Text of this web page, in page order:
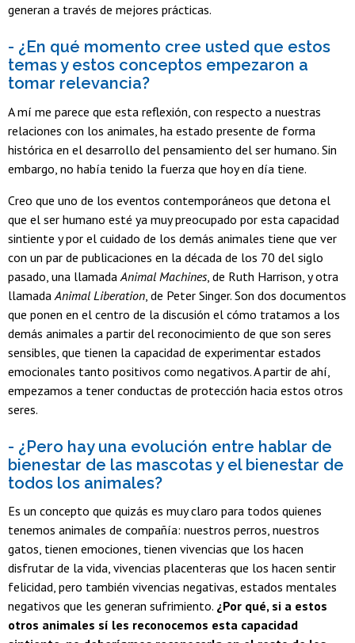
generan a través de mejores prácticas.
- ¿En qué momento cree usted que estos
temas y estos conceptos empezaron a
tomar relevancia?
A mí me parece que esta reflexión, con respecto a nuestras
relaciones con los animales, ha estado presente de forma
histórica en el desarrollo del pensamiento del ser humano. Sin
embargo, no había tenido la fuerza que hoy en día tiene.
Creo que uno de los eventos contemporáneos que detona el
que el ser humano esté ya muy preocupado por esta capacidad
sintiente y por el cuidado de los demás animales tiene que ver
con un par de publicaciones en la década de los 70 del siglo
pasado, una llamada Animal Machines, de Ruth Harrison, y otra
llamada Animal Liberation , de Peter Singer. Son dos documentos
que ponen en el centro de la discusión el cómo tratamos a los
demás animales a partir del reconocimiento de que son seres
sensibles, que tienen la capacidad de experimentar estados
emocionales tanto positivos como negativos. A partir de ahí,
empezamos a tener conductas de protección hacia estos otros
seres.
- ¿Pero hay una evolución entre hablar de
bienestar de las mascotas y el bienestar de
todos los animales?
Es un concepto que quizás es muy claro para todos quienes
tenemos animales de compañía: nuestros perros, nuestros
gatos, tienen emociones, tienen vivencias que los hacen
disfrutar de la vida, vivencias placenteras que los hacen sentir
felicidad, pero también vivencias negativas, estados mentales
negativos que les generan sufrimiento. ¿Por qué, si a estos
otros animales sí les reconocemos esta capacidad